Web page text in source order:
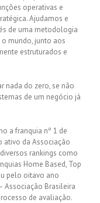
operativas e
Ajudamos e
de uma metodologia
mundo, junto aos
estruturados e
nada do zero, se não
de um negócio já
a franquia nº 1 de
ativo da Associação
rankings como
Home Based, Top
pelo oitavo ano
Associação Brasileira
de avaliação.